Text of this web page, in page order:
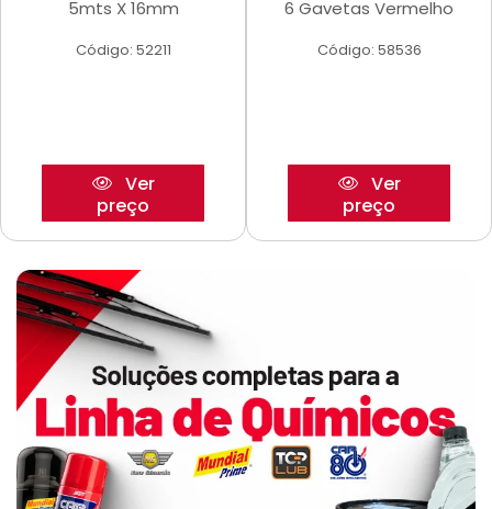
5mts X 16mm
Código: 52211
Ver
preço
6 Gavetas Vermelho
Código: 58536
Ver
preço